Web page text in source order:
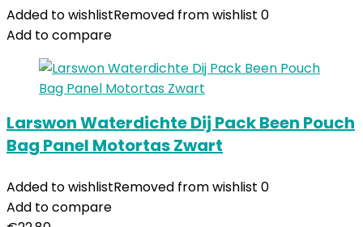
Added to wishlistRemoved from wishlist 0
Add to compare
Larswon Waterdichte Dij Pack Been Pouch
Bag Panel Motortas Zwart
Added to wishlistRemoved from wishlist 0
Add to compare